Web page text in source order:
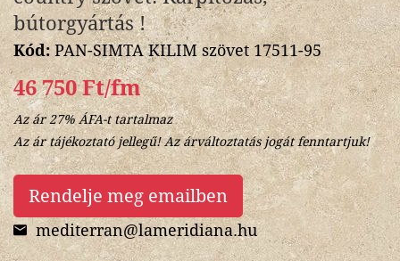
bútorgyártás !
Kód:PAN-SIMTA KILIM szövet 17511-95
46 750 Ft/fm
Az ár 27% ÁFA-t tartalmaz
Az ár tájékoztató jellegű! Az árváltoztatás jogát fenntartjuk!
Rendelje meg emailben
mediterran@lameridiana.hu